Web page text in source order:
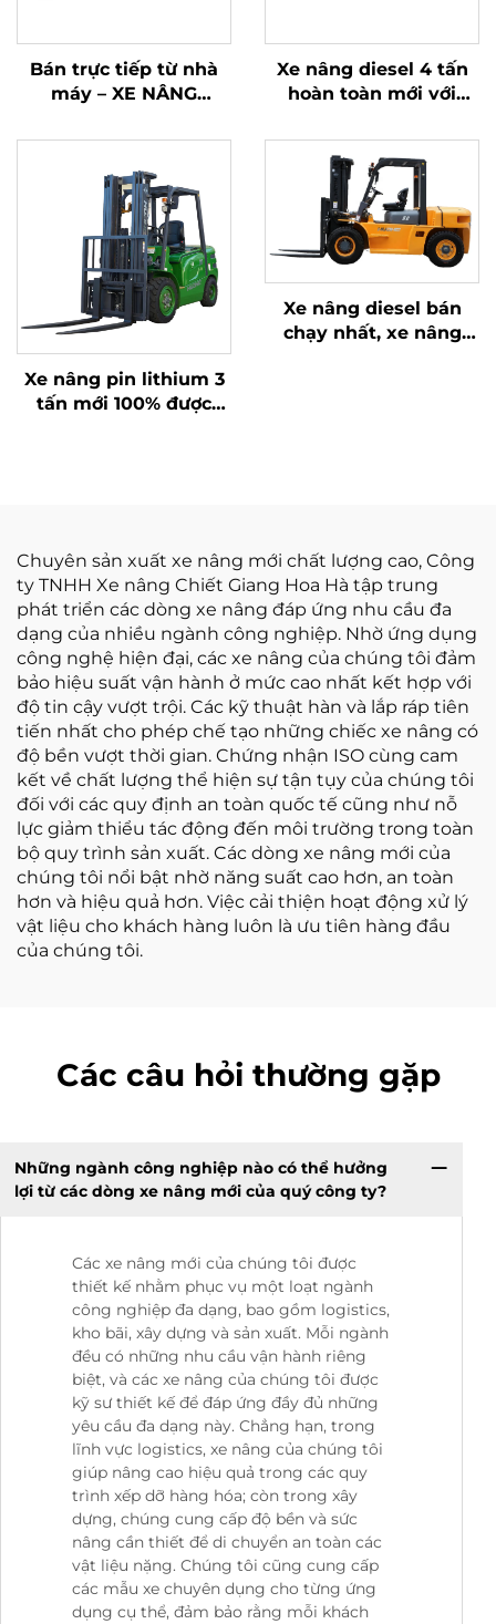
Bán trực tiếp từ nhà
máy – XE NÂNG
BÁNH THƯƠNG HIỆU
MỚI NĂM 2025 CỦA
HUAHE TRUNG QUỐC
Xe nâng diesel 4 tấn
hoàn toàn mới với
Bản chất lượng cao
Xe nâng pin lithium 3
tấn mới 100% được
Xe nâng diesel bán
chạy nhất, xe nâng
Chuyên sản xuất xe nâng mới chất lượng cao, Công
ty TNHH Xe nâng Chiết Giang Hoa Hà tập trung
phát triển các dòng xe nâng đáp ứng nhu cầu đa
dạng của nhiều ngành công nghiệp. Nhờ ứng dụng
công nghệ hiện đại, các xe nâng của chúng tôi đảm
bảo hiệu suất vận hành ở mức cao nhất kết hợp với
độ tin cậy vượt trội. Các kỹ thuật hàn và lắp ráp tiên
tiến nhất cho phép chế tạo những chiếc xe nâng có
độ bền vượt thời gian. Chứng nhận ISO cùng cam
kết về chất lượng thể hiện sự tận tụy của chúng tôi
đối với các quy định an toàn quốc tế cũng như nỗ
lực giảm thiểu tác động đến môi trường trong toàn
bộ quy trình sản xuất. Các dòng xe nâng mới của
chúng tôi nổi bật nhờ năng suất cao hơn, an toàn
hơn và hiệu quả hơn. Việc cải thiện hoạt động xử lý
vật liệu cho khách hàng luôn là ưu tiên hàng đầu
của chúng tôi.
Các câu hỏi thường gặp
Những ngành công nghiệp nào có thể hưởng
lợi từ các dòng xe nâng mới của quý công ty?
Các xe nâng mới của chúng tôi được
thiết kế nhằm phục vụ một loạt ngành
công nghiệp đa dạng, bao gồm logistics,
kho bãi, xây dựng và sản xuất. Mỗi ngành
đều có những nhu cầu vận hành riêng
biệt, và các xe nâng của chúng tôi được
kỹ sư thiết kế để đáp ứng đầy đủ những
yêu cầu đa dạng này. Chẳng hạn, trong
lĩnh vực logistics, xe nâng của chúng tôi
giúp nâng cao hiệu quả trong các quy
trình xếp dỡ hàng hóa; còn trong xây
dựng, chúng cung cấp độ bền và sức
nâng cần thiết để di chuyển an toàn các
vật liệu nặng. Chúng tôi cũng cung cấp
các mẫu xe chuyên dụng cho từng ứng
dụng cụ thể, đảm bảo rằng mỗi khách